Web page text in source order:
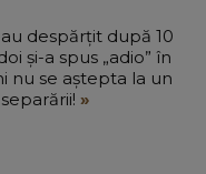
și-a spus „adio” în
nu se aștepta la un